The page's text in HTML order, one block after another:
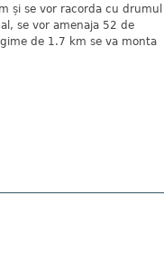
și se vor racorda cu drumul
se vor amenaja 52 de
de 1.7 km se va monta